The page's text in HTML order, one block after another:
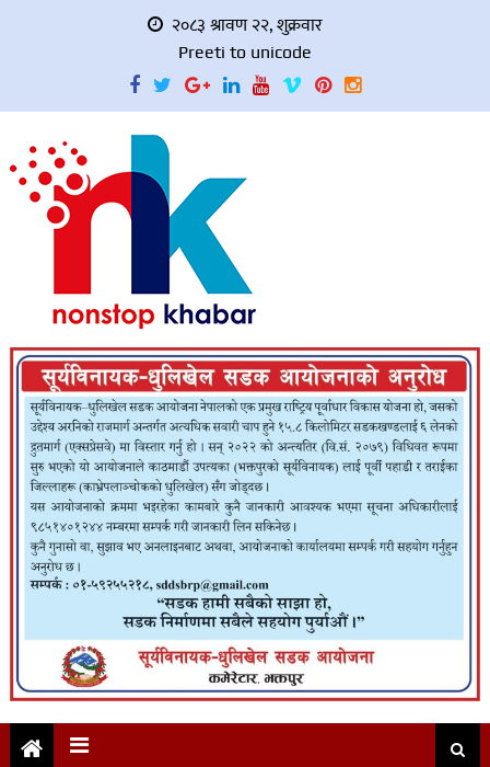
२०८३ श्रावण २२, शुक्रवार
Preeti to unicode